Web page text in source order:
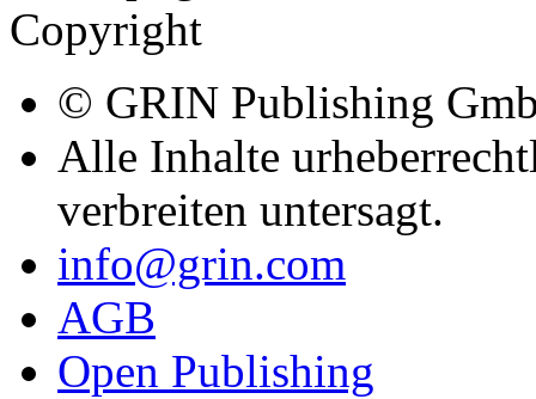
Copyright
© GRIN Publishing
Alle Inhalte
verbreiten untersagt.
info@grin.com
AGB
Open Publishing